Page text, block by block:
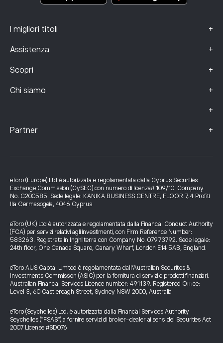
I migliori titoli +
Assistenza +
Scopri +
Chi siamo +
+
Partner +
eToro (Europe) Ltd è autorizzata e regolamentata dalla Cyprus Securities
Exchange Commission (CySEC) con numero di licenza# 109/10. Company
No. C200585. Sede legale: KANIKA BUSINESS CENTRE, FLOOR 7, 4 Profiti
Ilia Germasogeia, 4046 Cyprus
eToro (UK) Ltd è autorizzata e regolamentata dalla Financial Conduct Authority
(FCA) per servizi relativi agli investimenti, con Firm Reference Number:
583263. Registrata in Inghilterra con Company No. 07973792. Sede legale:
24th floor, One Canada Square, Canary Wharf, London E14 5AB, England.
eToro AUS Capital Limited è regolamentata dall’Australian Securities &
Investments Commission (ASIC) per la fornitura di servizi e prodotti finanziari.
Australian Financial Services Licence number: 491139. Registered Office:
Level 3, 60 Castlereagh Street, Sydney NSW 2000, Australia
eToro (Seychelles) Ltd. è autorizzata dalla Financial Services Authority
Seychelles ("FSAS") a fornire servizi di broker-dealer ai sensi del Securities Act
2007 License #SD076